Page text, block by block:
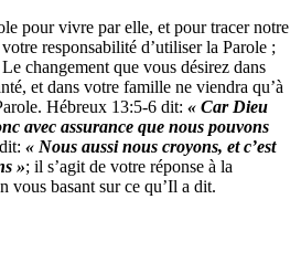
pour vivre par elle, et pour tracer notre
responsabilité d’utiliser la Parole ;
changement que vous désirez dans
et dans votre famille ne viendra qu’à
Hébreux 13:5-6 dit: « Car Dieu
avec assurance que nous pouvons
« Nous aussi nous croyons, et c’est
»; il s’agit de votre réponse à la
vous basant sur ce qu’Il a dit.